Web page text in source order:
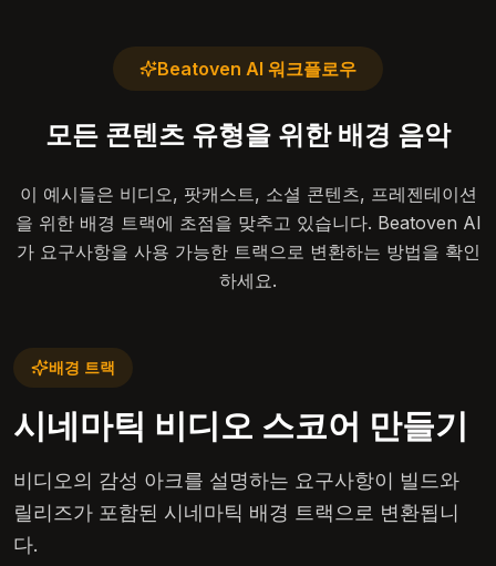
Beatoven AI 워크플로우
모든 콘텐츠 유형을 위한 배경 음악
이 예시들은 비디오, 팟캐스트, 소셜 콘텐츠, 프레젠테이션
을 위한 배경 트랙에 초점을 맞추고 있습니다. Beatoven AI
가 요구사항을 사용 가능한 트랙으로 변환하는 방법을 확인
하세요.
배경 트랙
시네마틱 비디오 스코어 만들기
비디오의 감성 아크를 설명하는 요구사항이 빌드와
릴리즈가 포함된 시네마틱 배경 트랙으로 변환됩니
다.